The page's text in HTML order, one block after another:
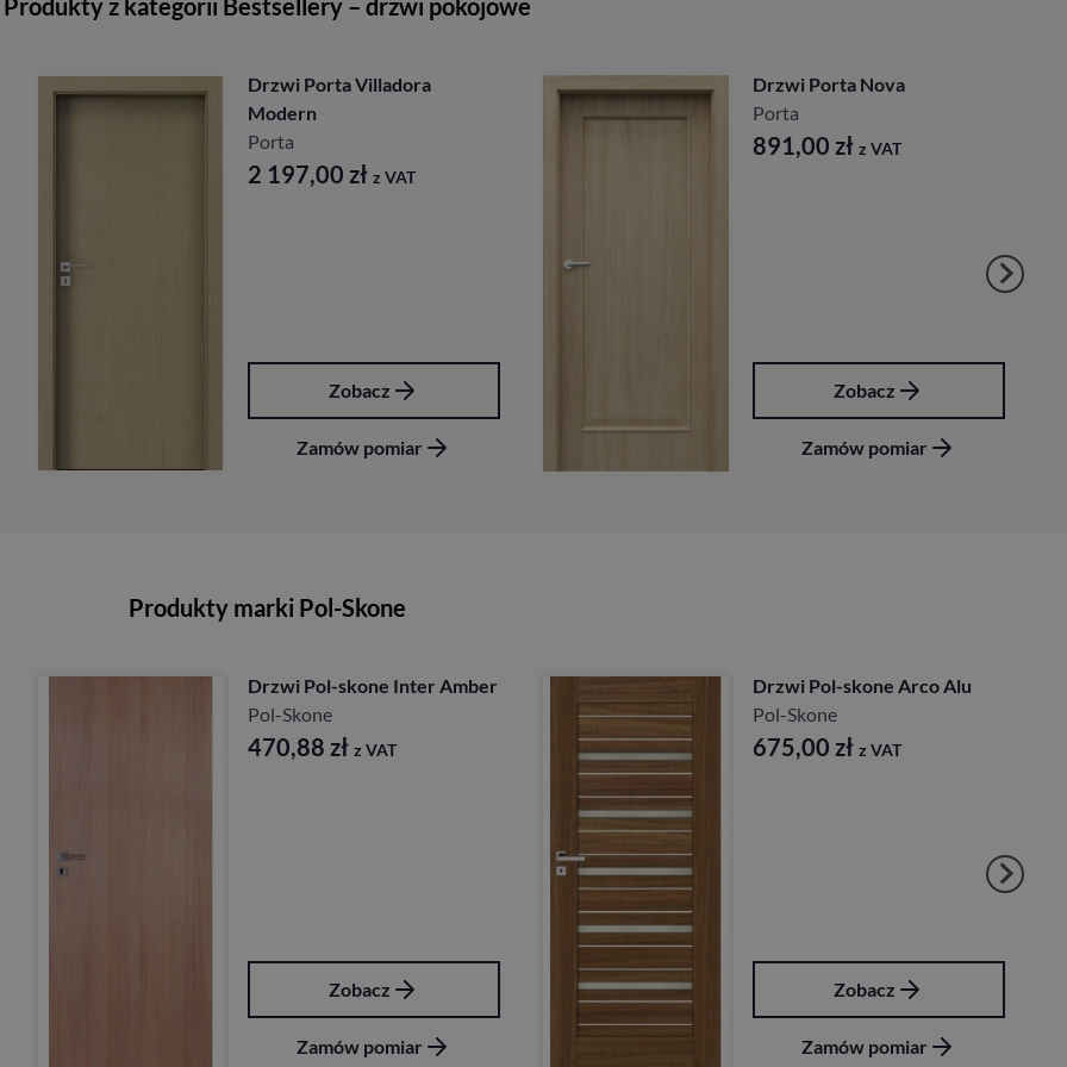
Produkty z kategorii Bestsellery – drzwi pokojowe
Drzwi Porta Nova
Zamów pomiar
Drzwi Porta Royal
561,60
Zamów pomiar
Produkty marki Pol-Skone
Drzwi Pol-skone Arco Alu
675,00
Zamów pomiar
Drzwi Pol-Skone
2 007,72
Zamów pomiar